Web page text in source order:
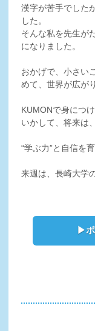
漢字が苦手でした
した。
そんな私を先生が
になりました。
おかげで、小さい
めて、世界が広が
KUMONで身につ
いかして、将来は
“学ぶ力”と自信を
来週は、長崎大学
▶ポ